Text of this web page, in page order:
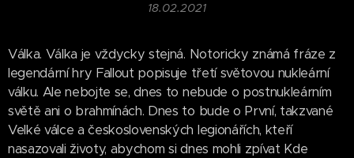
18.02.2021
Válka. Válka je vždycky stejná. Notoricky známá fráze z
legendární hry Fallout popisuje třetí světovou nukleární
válku. Ale nebojte se, dnes to nebude o postnukleárním
světě ani o brahmínách. Dnes to bude o První, takzvané
Velké válce a československých legionářích, kteří
nasazovali životy, abychom si dnes mohli zpívat Kde